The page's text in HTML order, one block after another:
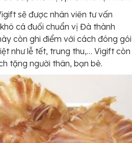
sẽ được nhân viên tư vấn
cá đuối chuẩn vị Đà thành
còn ghi điểm với cách đóng gói
như lễ tết, trung thu,… Vigift còn
tặng người thân, bạn bè.